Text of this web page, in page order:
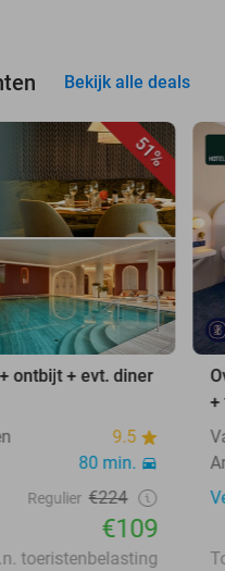
Bekijk alle deals
51%
ontbijt + evt. diner
9.5
80 min.
Regulier €224
€109
toeristenbelasting
+